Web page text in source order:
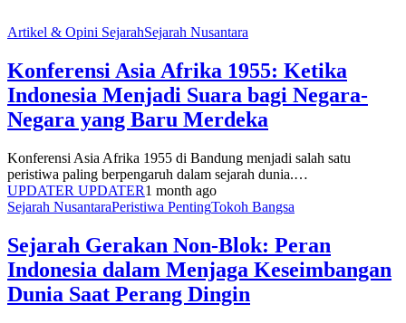
Artikel & Opini SejarahSejarah Nusantara
Konferensi Asia Afrika 1955: Ketika
Indonesia Menjadi Suara bagi Negara-
Negara yang Baru Merdeka
Konferensi Asia Afrika 1955 di Bandung menjadi salah satu
peristiwa paling berpengaruh dalam sejarah dunia.…
UPDATER UPDATER1 month ago
Sejarah NusantaraPeristiwa PentingTokoh Bangsa
Sejarah Gerakan Non-Blok: Peran
Indonesia dalam Menjaga Keseimbangan
Dunia Saat Perang Dingin